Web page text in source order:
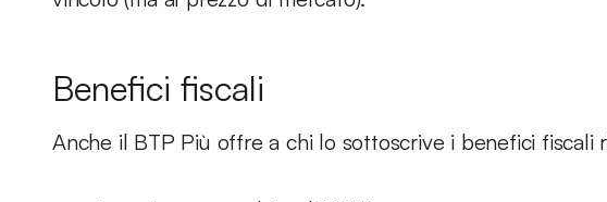
Benefici fiscali
Anche il BTP Più offre a chi lo sottoscrive i benefici fiscali